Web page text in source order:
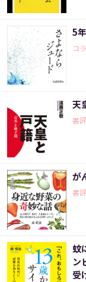
5
コ
天
書評
が
書評
蚊
ン
受